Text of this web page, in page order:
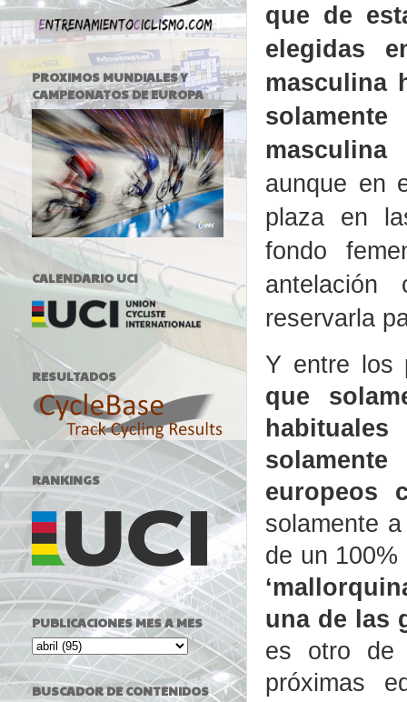
que de
elegidas
masculina
aunque en
plaza en
fondo
reservarla
Y entre los
que
europeos
solamente
de un
una de las
es otro de
próximas
PROXIMOS MUNDIALES Y
CAMPEONATOS DE EUROPA
CALENDARIO UCI
RESULTADOS
RANKINGS
PUBLICACIONES MES A MES
BUSCADOR DE CONTENIDOS